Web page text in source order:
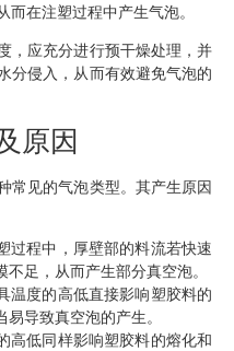
在注塑过程中产生气泡。
，应充分进行预干燥处理，并
分侵入，从而有效避免气泡的
原因
常见的气泡类型。其产生原因
过程中，厚壁部的料流若快速
足，从而产生部分真空泡。
温度的高低直接影响塑胶料的
导致真空泡的产生。
高低同样影响塑胶料的熔化和